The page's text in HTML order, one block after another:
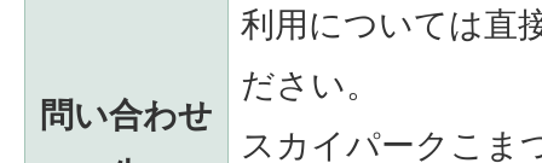
問い合わせ
利用については直
ださい。
スカイパークこま